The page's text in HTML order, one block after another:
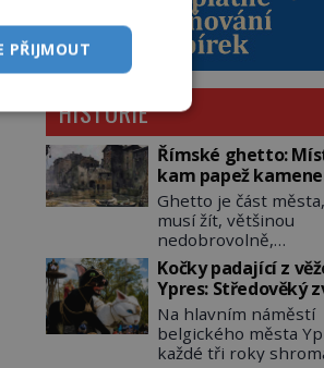
HISTORIE
Římské ghetto:
kam papež
dohodil
Ghetto je část
musí žít, většinou
nedobrovolně,
náboženská, rasová
národnostní
obyvatel. Bohaté
historické zkušenosti
s takovým životem
od středověku jsou
Kočky padající z
Ypres: Středověký
který dodnes budí
rozpaky
Na hlavním náměstí
belgického města
každé tři roky
PŘIJMOUT